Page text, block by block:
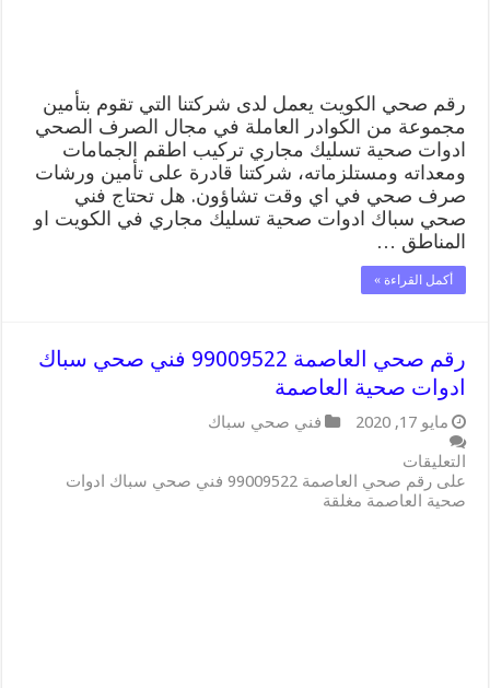
رقم صحي الكويت يعمل لدى شركتنا التي تقوم بتأمين
مجموعة من الكوادر العاملة في مجال الصرف الصحي
ادوات صحية تسليك مجاري تركيب اطقم الجمامات
ومعداته ومستلزماته، شركتنا قادرة على تأمين ورشات
صرف صحي في اي وقت تشاؤون. هل تحتاج فني
صحي سباك ادوات صحية تسليك مجاري في الكويت او
المناطق …
أكمل القراءة »
رقم صحي العاصمة 99009522 فني صحي سباك
ادوات صحية العاصمة
مايو 17, 2020
فني صحي سباك
التعليقات
على رقم صحي العاصمة 99009522 فني صحي سباك ادوات
صحية العاصمة مغلقة